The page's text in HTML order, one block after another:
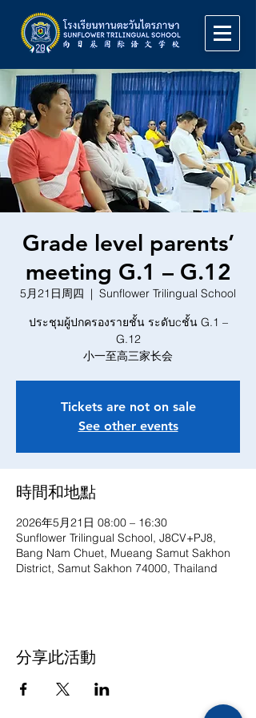
Grade level parents’
meeting G.1 – G.12
5月21日周四
  |
Sunflower Trilingual School
ประชุมผู้ปกครองรายชั้น ระดับcชั้น G.1 –
G.12
小一至高三家长会
Tickets are not on sale
See other events
時間和地點
2026年5月21日 08:00 – 16:30
Sunflower Trilingual School, J8CV+PJ8,
Bang Nam Chuet, Mueang Samut Sakhon
District, Samut Sakhon 74000, Thailand
分享此活動